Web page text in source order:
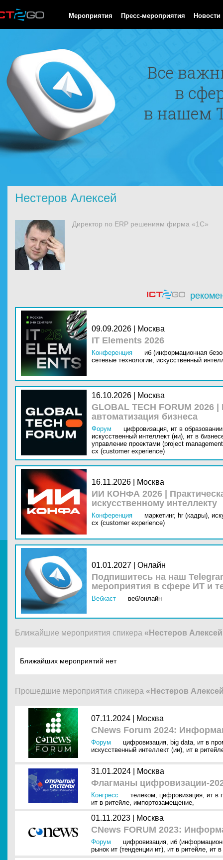
Мероприятия Пресс-мероприятия Новости
Нестеров Алексей
Директор по ERP решениям фирма «1С»
09.09.2026 | Москва
IT Elements 2026
Конференция
иб (информационная
сетевые технологии, искусственный
16.10.2026 | Москва
GLOBAL TECH FORUM
автоматизация бизнеса
Форум цифровизация, ит в
искусственный интеллект (ии), ит в
управление проектами (project
cx (customer experience)
16.11.2026 | Москва
ИИ КОНФА 2026 |
искусственному интеллекту
Конференция маркетинг, hr (кадры),
cx (customer experience)
01.01.2027 | Онлайн
Подпишитесь на наш
мероприятия в сфере ИТ и
Вебкаст веб/онлайн
Ближайшие мероприятия спикера «Нестеров
Ближайших мероприятий нет
Прошедшие мероприятия спикера «Нестеров
07.11.2024 | Москва
CNews Forum 2024:
Форум цифровизация, big data, ит в
искусственный интеллект (ии), ит в
31.01.2024 | Москва
Флагманы цифровизации-
Конгресс телеком, цифровизация, ит в
ит в ритейле, импортозамещение,
01.11.2023 | Москва
CNews FORUM 2023:
Форум цифровизация, иб
рынок ит (тенденции ит), ит в ритейле, ит в